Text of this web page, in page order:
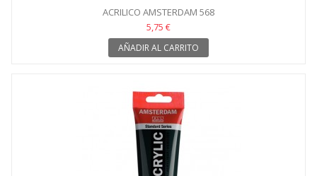
ACRILICO AMSTERDAM 568
5,75 €
AÑADIR AL CARRITO